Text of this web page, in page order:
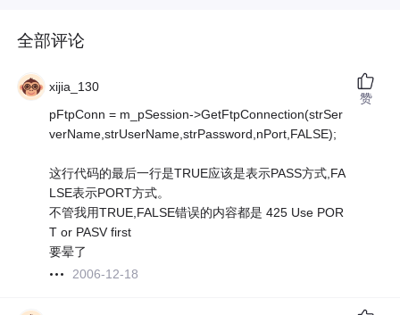
全部评论
xijia_130
pFtpConn = m_pSession->GetFtpConnection(strSer
verName,strUserName,strPassword,nPort,FALSE);
这行代码的最后一行是TRUE应该是表示PASS方式,FA
LSE表示PORT方式。
不管我用TRUE,FALSE错误的内容都是 425 Use POR
T or PASV first
要晕了
2006-12-18
赞